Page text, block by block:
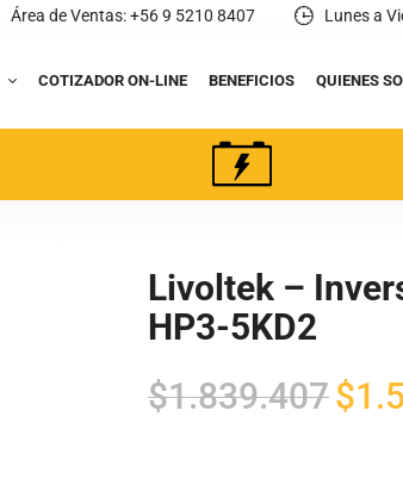
Área de Ventas: +56 9 5210 8407 Lunes a
COTIZADOR ON-LINE BENEFICIOS QUIENES
Livoltek –
HP3-5KD2
$1.839.407 El
precio
$